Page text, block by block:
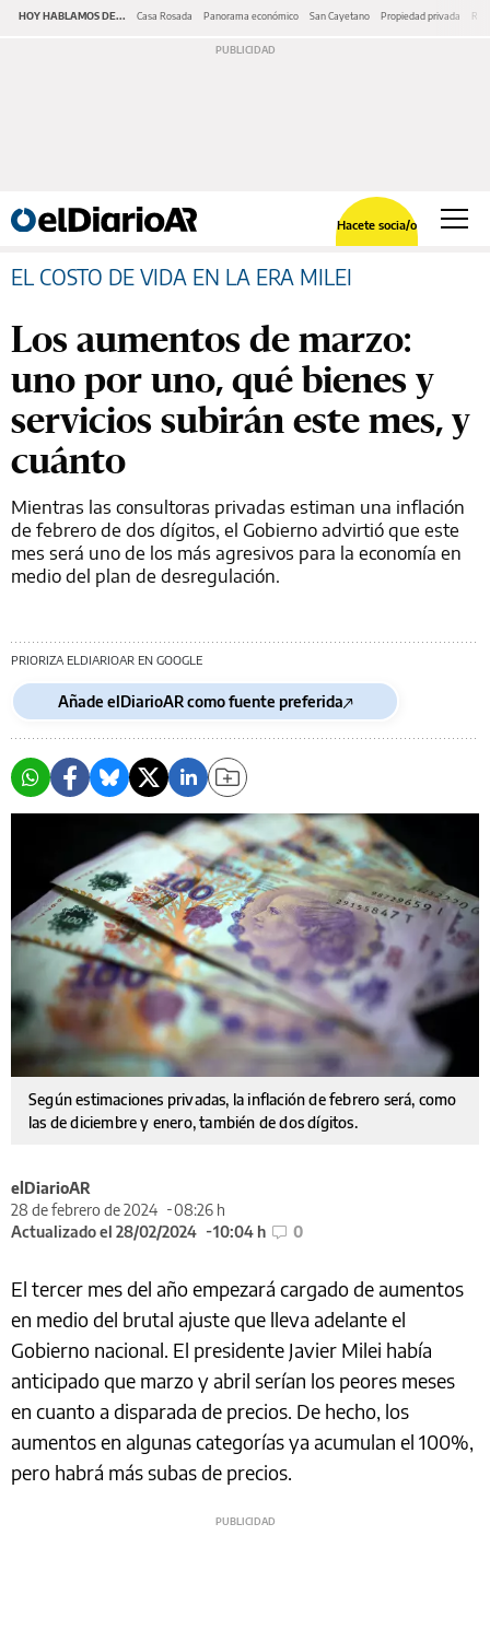
HOY HABLAMOS DE... Casa Rosada Panorama económico San Cayetano Propiedad privada
Hacete socia/o
EL COSTO DE VIDA EN LA ERA MILEI
Los aumentos de marzo:
uno por uno, qué bienes y
servicios subirán este mes, y
cuánto
Mientras las consultoras privadas estiman una inflación
de febrero de dos dígitos, el Gobierno advirtió que este
mes será uno de los más agresivos para la economía en
medio del plan de desregulación.
PRIORIZA ELDIARIOAR EN GOOGLE
Añade elDiarioAR como fuente preferida
Según estimaciones privadas, la inflación de febrero será, como
las de diciembre y enero, también de dos dígitos.
elDiarioAR
28 de febrero de 2024
08:26 h
Actualizado el 28/02/2024
10:04 h 0
El tercer mes del año empezará cargado de aumentos
en medio del brutal ajuste que lleva adelante el
Gobierno nacional. El presidente Javier Milei había
anticipado que marzo y abril serían los peores meses
en cuanto a disparada de precios. De hecho, los
aumentos en algunas categorías ya acumulan el 100%,
pero habrá más subas de precios.